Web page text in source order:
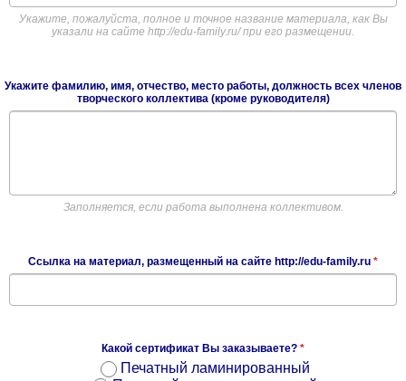
Укажите, пожалуйста, полное и точное название материала, как Вы
указали на сайте http://edu-family.ru/ при его размещении.
Укажите фамилию, имя, отчество, место работы, должность всех членов
творческого коллектива (кроме руководителя)
Заполняется, если работа выполнена коллективом.
Ссылка на материал, размещенный на сайте http://edu-family.ru *
Какой сертификат Вы заказываете? *
Печатный ламинированный